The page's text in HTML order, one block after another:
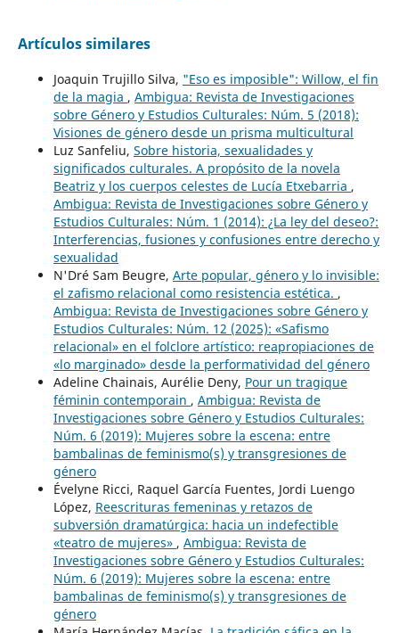
Artículos similares
Joaquin Trujillo Silva, "Eso es imposible": Willow, el fin
de la magia , Ambigua: Revista de Investigaciones
sobre Género y Estudios Culturales: Núm. 5 (2018):
Visiones de género desde un prisma multicultural
Luz Sanfeliu, Sobre historia, sexualidades y
significados culturales. A propósito de la novela
Beatriz y los cuerpos celestes de Lucía Etxebarria ,
Ambigua: Revista de Investigaciones sobre Género y
Estudios Culturales: Núm. 1 (2014): ¿La ley del deseo?:
Interferencias, fusiones y confusiones entre derecho y
sexualidad
N'Dré Sam Beugre, Arte popular, género y lo invisible:
el zafismo relacional como resistencia estética. ,
Ambigua: Revista de Investigaciones sobre Género y
Estudios Culturales: Núm. 12 (2025): «Safismo
relacional» en el folclore artístico: reapropiaciones de
«lo marginado» desde la performatividad del género
Adeline Chainais, Aurélie Deny, Pour un tragique
féminin contemporain , Ambigua: Revista de
Investigaciones sobre Género y Estudios Culturales:
Núm. 6 (2019): Mujeres sobre la escena: entre
bambalinas de feminismo(s) y transgresiones de
género
Évelyne Ricci, Raquel García Fuentes, Jordi Luengo
López, Reescrituras femeninas y retazos de
subversión dramatúrgica: hacia un indefectible
«teatro de mujeres» , Ambigua: Revista de
Investigaciones sobre Género y Estudios Culturales:
Núm. 6 (2019): Mujeres sobre la escena: entre
bambalinas de feminismo(s) y transgresiones de
género